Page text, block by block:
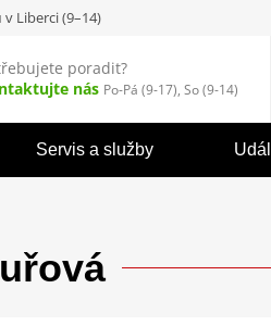
v Liberci (9–14)
poradit?
nás Po-Pá (9-17), So (9-14)
Servis a služby